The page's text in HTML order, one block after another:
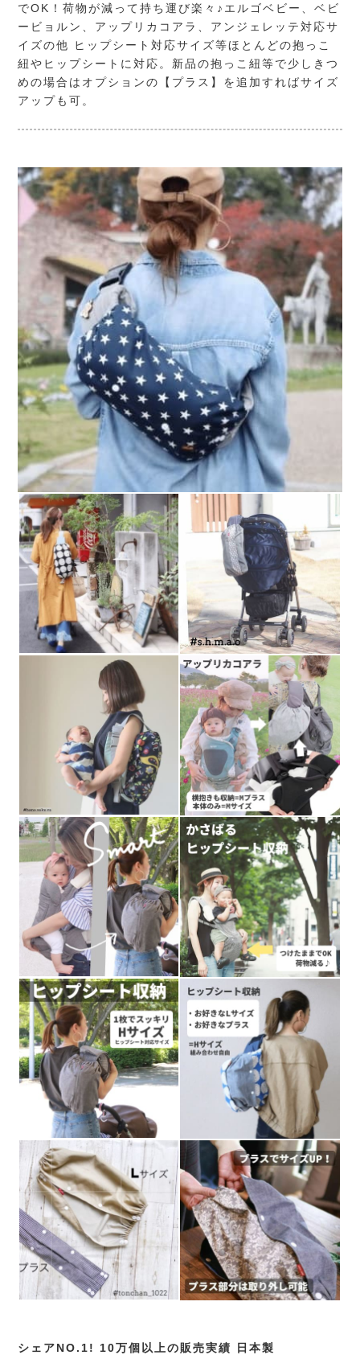
でOK！荷物が減って持ち運び楽々♪エルゴベビー、ベビ
ービョルン、アップリカコアラ、アンジェレッテ対応サ
イズの他 ヒップシート対応サイズ等ほとんどの抱っこ
紐やヒップシートに対応。新品の抱っこ紐等で少しきつ
めの場合はオプションの【プラス】を追加すればサイズ
アップも可。
シェアNO.1! 10万個以上の販売実績 日本製